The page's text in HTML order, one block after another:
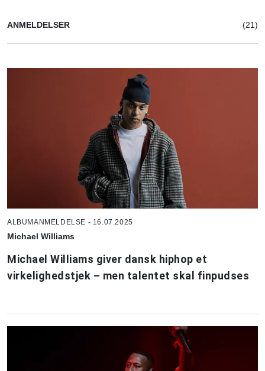
ANMELDELSER (21)
ALBUMANMELDELSE - 16.07.2025
Michael Williams
Michael Williams giver dansk hiphop et
virkelighedstjek – men talentet skal finpudses